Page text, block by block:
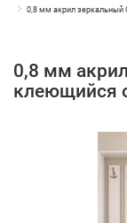
0,8 мм акрил зеркальный
0,8 мм
клеющийся